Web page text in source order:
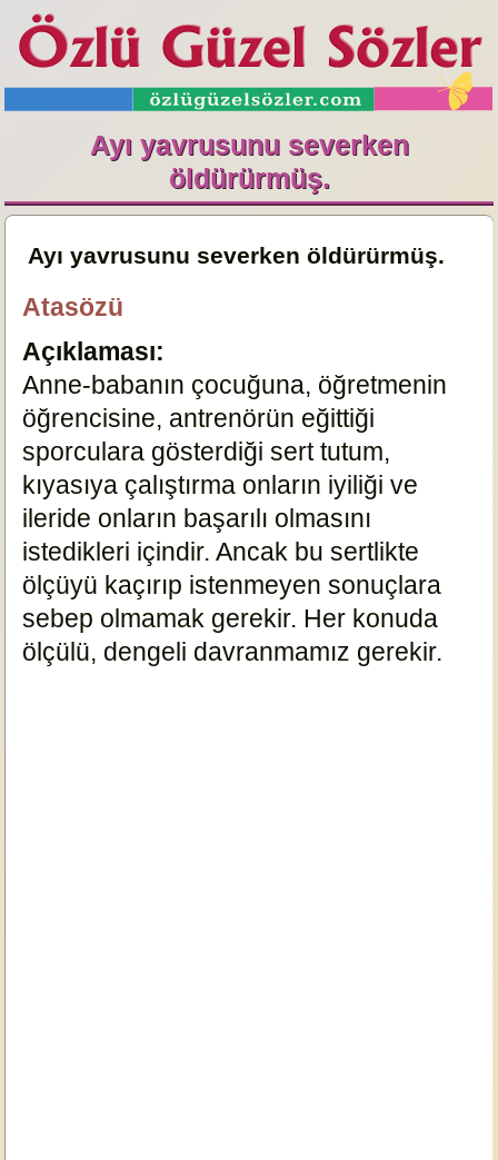
Ayı yavrusunu severken
öldürürmüş.
Ayı yavrusunu severken öldürürmüş.
Atasözü
Açıklaması:
Anne-babanın çocuğuna, öğretmenin
öğrencisine, antrenörün eğittiği
sporculara gösterdiği sert tutum,
kıyasıya çalıştırma onların iyiliği ve
ileride onların başarılı olmasını
istedikleri içindir. Ancak bu sertlikte
ölçüyü kaçırıp istenmeyen sonuçlara
sebep olmamak gerekir. Her konuda
ölçülü, dengeli davranmamız gerekir.